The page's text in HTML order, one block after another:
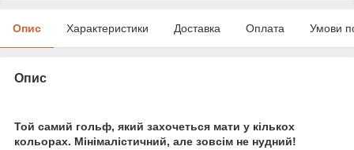
Опис Характеристики Доставка Оплата Умови
Опис
Той самий гольф, який захочеться мати у кількох
кольорах. Мінімалістичний, але зовсім не нудний!